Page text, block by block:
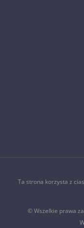
Ta strona korzysta z
© Wszelkie prawa